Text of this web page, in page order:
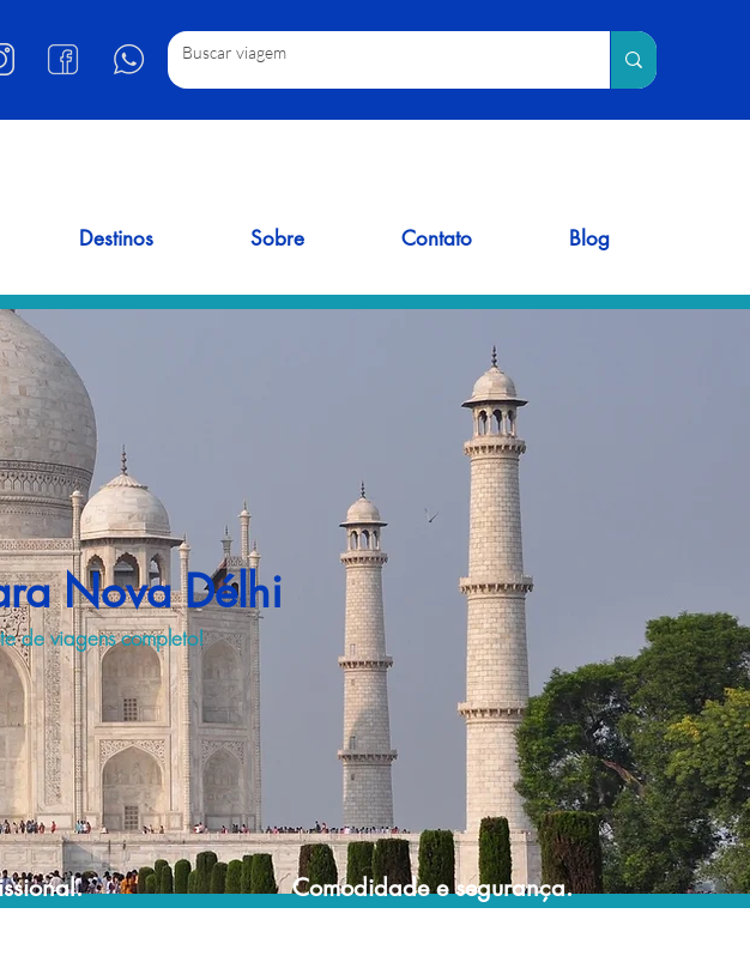
Destinos Sobre Contato Blog
Nova Délhi
de viagens completo!
Comodidade e segurança.